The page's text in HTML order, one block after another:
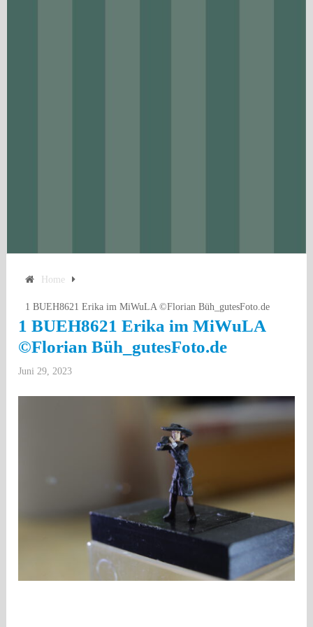
Home
1 BUEH8621 Erika im MiWuLA ©Florian Büh_gutesFoto.de
1 BUEH8621 Erika im MiWuLA
©Florian Büh_gutesFoto.de
Juni 29, 2023